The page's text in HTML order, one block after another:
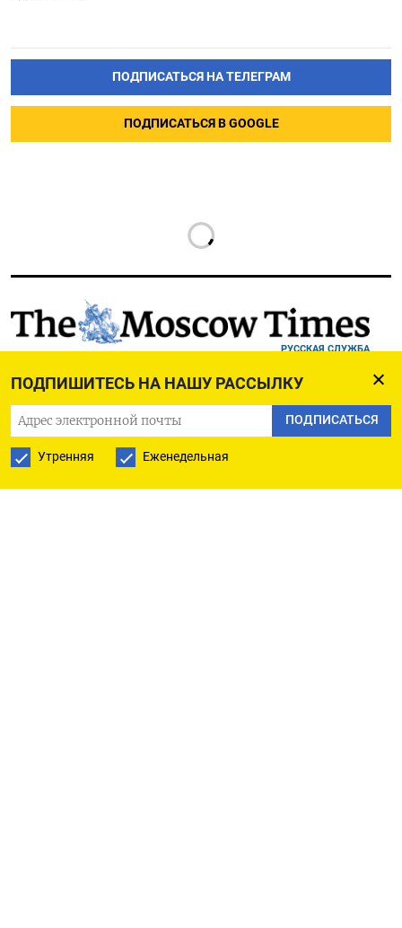
ПОДПИШИТЕСЬ НА НАШУ РАССЫЛКУ
ПОДПИСАТЬСЯ
Утренняя Еженедельная
ПОДПИСАТЬСЯ НА ТЕЛЕГРАМ
ПОДПИСАТЬСЯ В GOOGLE
РУССКАЯ СЛУЖБА
ПОДПИШИТЕСЬ НА НАШУ РАССЫЛКУ
ПОДПИСАТЬСЯ